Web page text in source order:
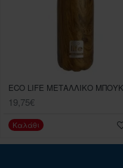
19,75€
Καλάθι